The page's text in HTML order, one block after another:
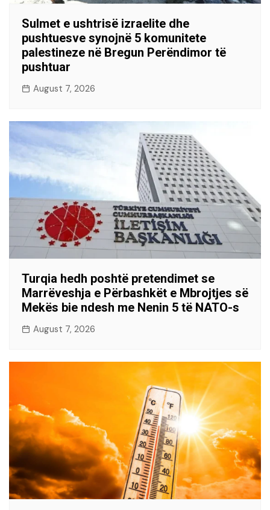
Sulmet e ushtrisë izraelite dhe
pushtuesve synojnë 5 komunitete
palestineze në Bregun Perëndimor të
pushtuar
August 7, 2026
Turqia hedh poshtë pretendimet se
Marrëveshja e Përbashkët e Mbrojtjes së
Mekës bie ndesh me Nenin 5 të NATO-s
August 7, 2026